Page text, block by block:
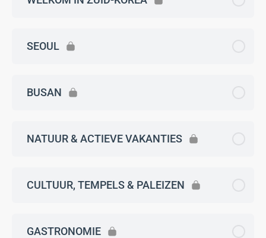
SEOUL
BUSAN
NATUUR & ACTIEVE VAKANTIES
CULTUUR, TEMPELS & PALEIZEN
GASTRONOMIE